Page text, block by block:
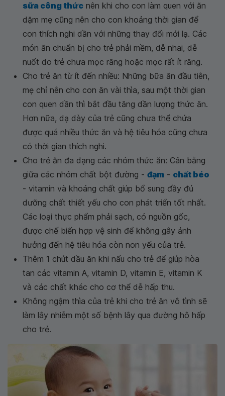
sữa công thức nên khi cho con làm quen với ăn
dặm mẹ cũng nên cho con khoảng thời gian để
con thích nghi dần với những thay đổi mới lạ. Các
món ăn chuẩn bị cho trẻ phải mềm, dễ nhai, dễ
nuốt do trẻ chưa mọc răng hoặc mọc rất ít răng.
Cho trẻ ăn từ ít đến nhiều: Những bữa ăn đầu tiên,
mẹ chỉ nên cho con ăn vài thìa, sau một thời gian
con quen dần thì bắt đầu tăng dần lượng thức ăn.
Hơn nữa, dạ dày của trẻ cũng chưa thể chứa
được quá nhiều thức ăn và hệ tiêu hóa cũng chưa
có thời gian thích nghi.
Cho trẻ ăn đa dạng các nhóm thức ăn: Cân bằng
giữa các nhóm chất bột đường - đạm - chất béo
- vitamin và khoáng chất giúp bổ sung đầy đủ
dưỡng chất thiết yếu cho con phát triển tốt nhất.
Các loại thực phẩm phải sạch, có nguồn gốc,
được chế biến hợp vệ sinh để không gây ảnh
hưởng đến hệ tiêu hóa còn non yếu của trẻ.
Thêm 1 chút dầu ăn khi nấu cho trẻ để giúp hòa
tan các vitamin A, vitamin D, vitamin E, vitamin K
và các chất khác cho cơ thể dễ hấp thu.
Không ngậm thìa của trẻ khi cho trẻ ăn vô tình sẽ
làm lây nhiễm một số bệnh lây qua đường hô hấp
cho trẻ.